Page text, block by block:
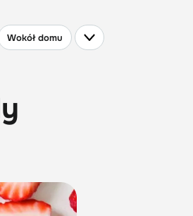
Wokół domu